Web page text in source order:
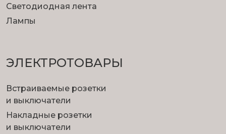
Светодиодная лента
Лампы
ЭЛЕКТРОТОВАРЫ
Встраиваемые розетки
и выключатели
Накладные розетки
и выключатели